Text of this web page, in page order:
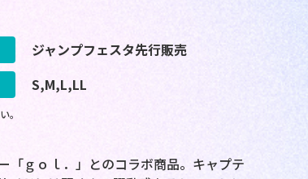
ジャンプフェスタ先行販売
S,M,L,LL
。
「ｇｏｌ．」とのコラボ商品。キャプテ